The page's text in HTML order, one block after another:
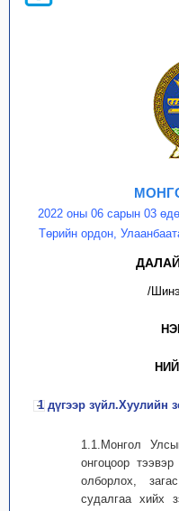
2022 оны 06 сарын 03
Төрийн ордон,
/
1 дүгээр зүйл.Хуулийн
1.1.Монгол
онгоцоор
олборлох,
судалгаа хийх